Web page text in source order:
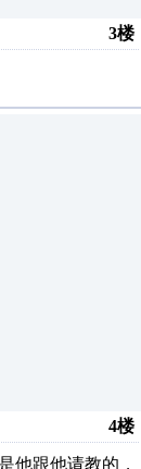
3楼
4楼
他跟他请教的，